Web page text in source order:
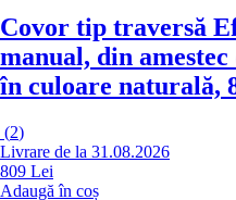
Covor tip traversă
manual, din
în culoare naturală,
(2)
Livrare de la 31.08.2026
809 Lei
Adaugă în coș